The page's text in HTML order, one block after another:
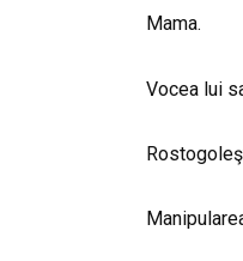
Mama.
Vocea lui